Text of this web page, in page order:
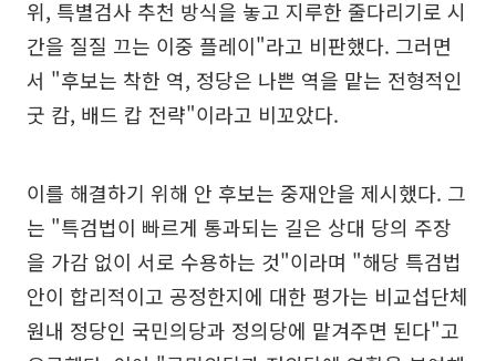
위, 특별검사 추천 방식을 놓고 지루한 줄다리기로 시
간을 질질 끄는 이중 플레이"라고 비판했다. 그러면
서 "후보는 착한 역, 정당은 나쁜 역을 맡는 전형적인
굿 캄, 배드 캅 전략"이라고 비꼬았다.
이를 해결하기 위해 안 후보는 중재안을 제시했다. 그
는 "특검법이 빠르게 통과되는 길은 상대 당의 주장
을 가감 없이 서로 수용하는 것"이라며 "해당 특검법
안이 합리적이고 공정한지에 대한 평가는 비교섭단체
원내 정당인 국민의당과 정의당에 맡겨주면 된다"고